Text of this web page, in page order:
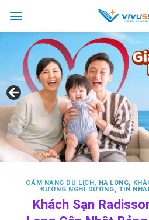
content
CẨM NANG DU LỊCH, HẠ LONG,
ĐƯỜNG NGHỈ DƯỠNG, TIN
Khách Sạn